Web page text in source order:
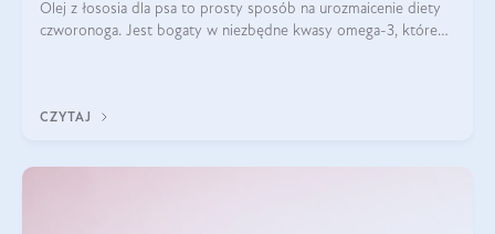
Olej z łososia dla psa to prosty sposób na urozmaicenie diety
czworonoga. Jest bogaty w niezbędne kwasy omega-3, które
CZYTAJ